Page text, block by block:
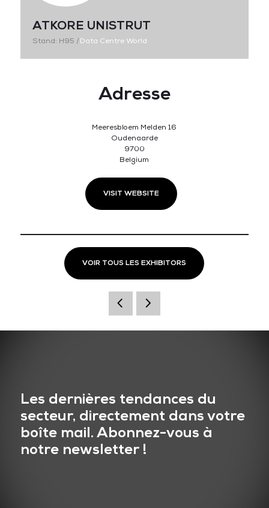
Data Centre World
ATKORE UNISTRUT
Stand: H95 |Data Centre World
Adresse
Meeresbloem Melden 16
Oudenaarde
9700
Belgium
VISIT WEBSITE
VOIR TOUS LES EXHIBITORS
Les dernières tendances du
secteur, directement dans votre
boîte mail. Abonnez-vous à
notre newsletter !